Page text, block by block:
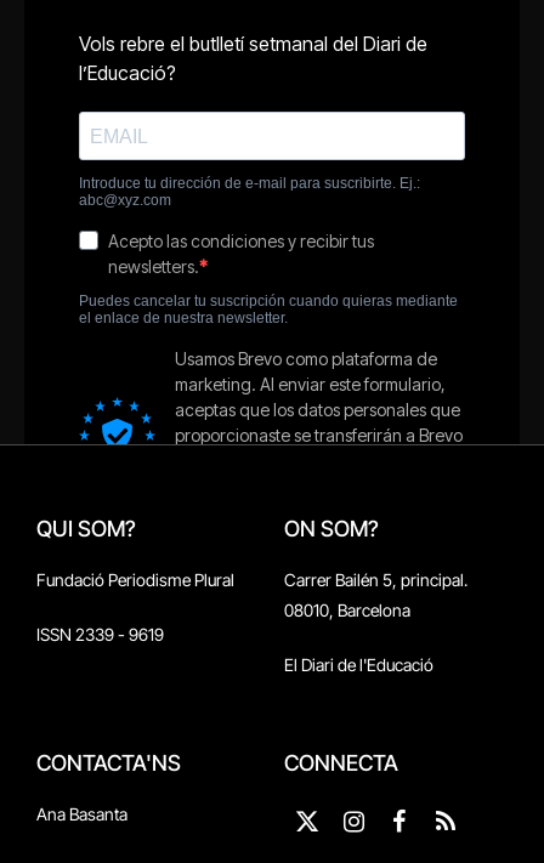
QUI SOM?
Fundació Periodisme Plural
ISSN 2339 - 9619
ON SOM?
Carrer Bailén 5, principal.
08010, Barcelona
El Diari de l'Educació
CONTACTA'NS
Ana Basanta
CONNECTA
X
Instagram
Facebook
RSS